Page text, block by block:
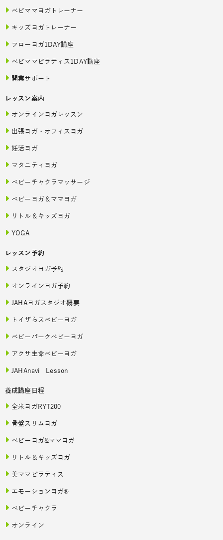
ベビママヨガトレーナー
キッズヨガトレーナー
フローヨガ1DAY講座
ベビママピラティス1DAY講座
開業サポート
レッスン案内
オンラインヨガレッスン
出張ヨガ・オフィスヨガ
妊活ヨガ
マタニティヨガ
ベビーチャクラマッサージ
ベビーヨガ＆ママヨガ
リトル＆キッズヨガ
YOGA
レッスン予約
スタジオヨガ予約
オンラインヨガ予約
JAHAヨガスタジオ概要
トイザらスベビーヨガ
ベビーパークベビーヨガ
アクサ生命ベビーヨガ
JAHAnavi Lesson
養成講座日程
全米ヨガRYT200
骨盤スリムヨガ
ベビーヨガ&ママヨガ
リトル＆キッズヨガ
美ママピラティス
エモーションヨガ®
ベビーチャクラ
オンライン